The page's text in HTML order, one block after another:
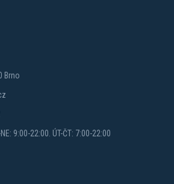
Brno
9:00-22:00. ÚT-ČT: 7:00-22:00